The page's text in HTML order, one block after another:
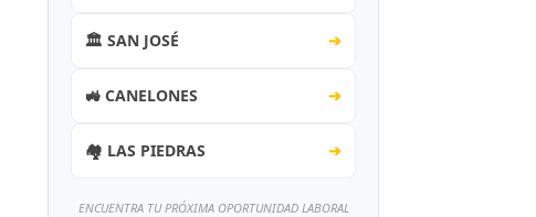
🏛️ SAN JOSÉ ➔
🚜 CANELONES ➔
🏘️ LAS PIEDRAS ➔
ENCUENTRA TU PRÓXIMA OPORTUNIDAD LABORAL